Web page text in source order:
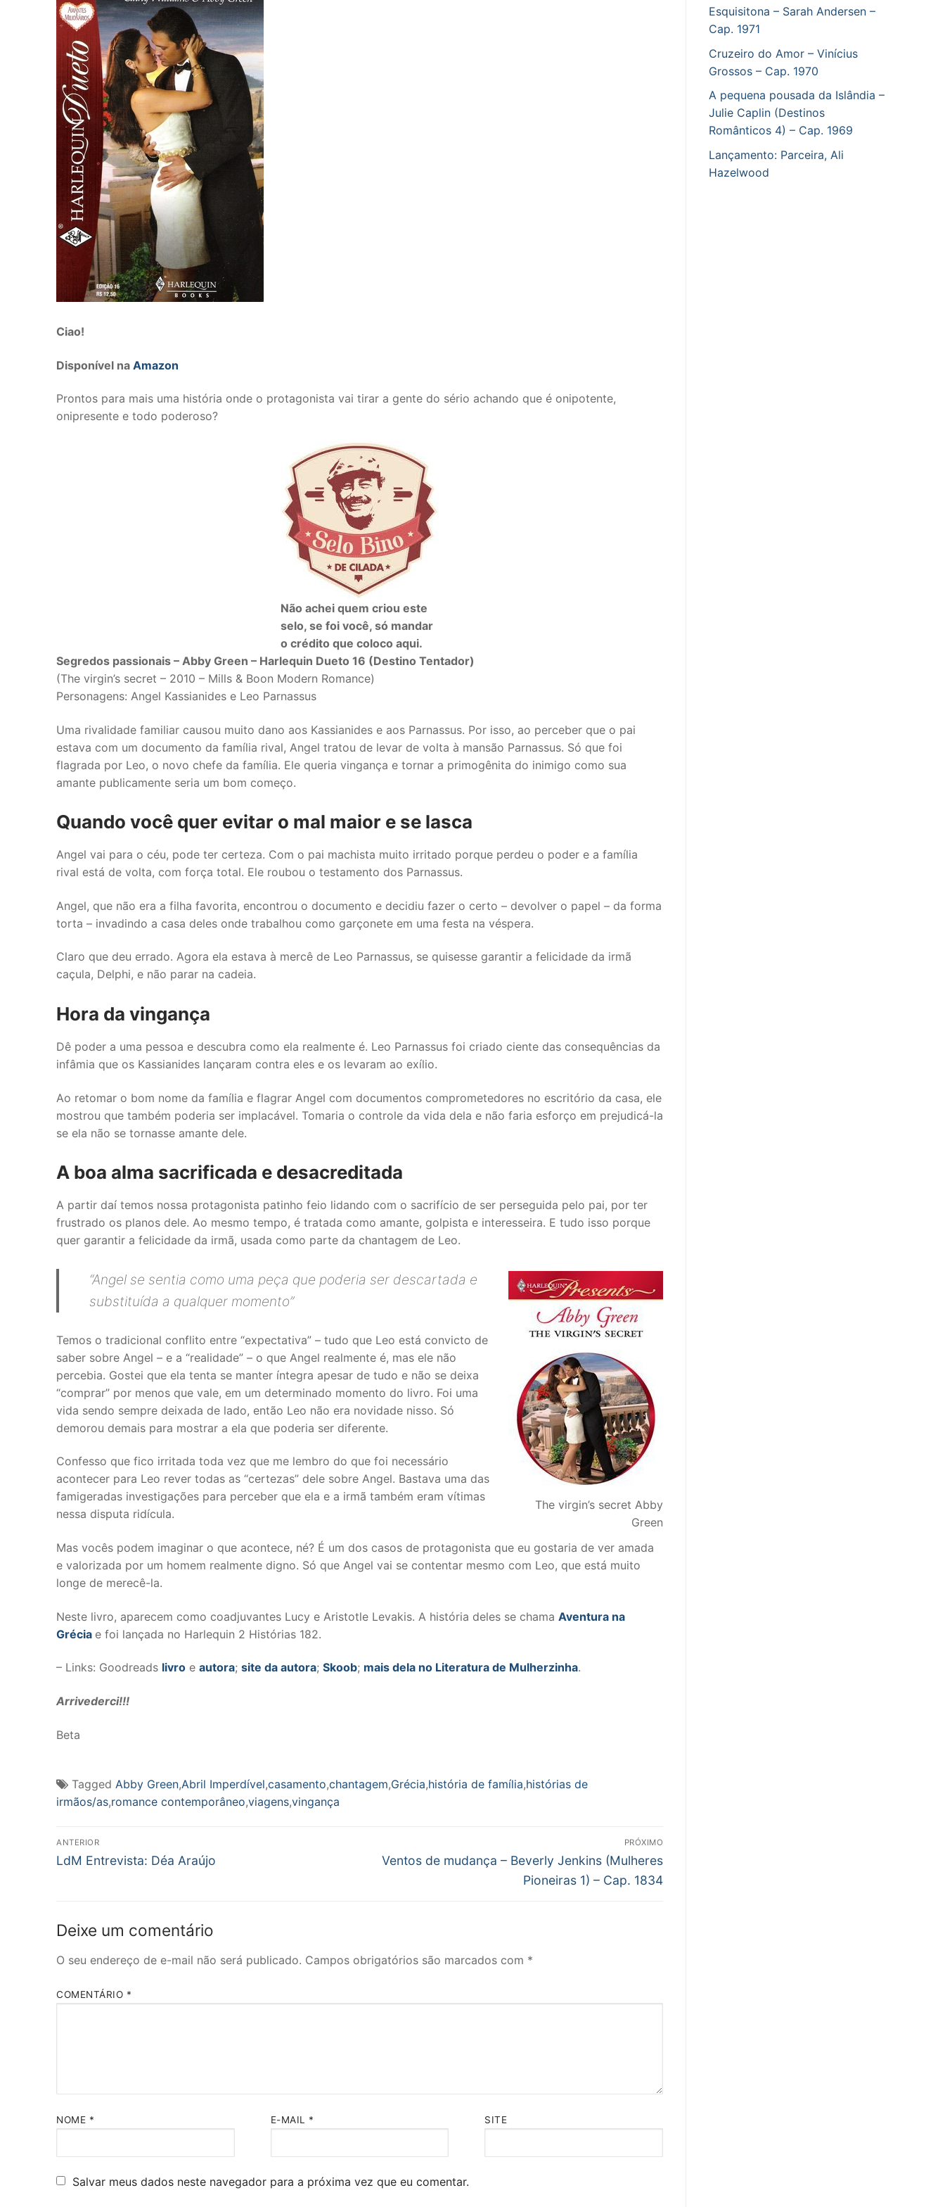
Ciao!
Disponível na Amazon
Prontos para mais uma história onde o protagonista vai tirar a gente do sério achando que é onipotente,
onipresente e todo poderoso?
Não achei quem criou este
selo, se foi você, só mandar
o crédito que coloco aqui.
Segredos passionais – Abby Green – Harlequin Dueto 16 (Destino Tentador)
(The virgin’s secret – 2010 – Mills & Boon Modern Romance)
Personagens: Angel Kassianides e Leo Parnassus
Uma rivalidade familiar causou muito dano aos Kassianides e aos Parnassus. Por isso, ao perceber que o pai
estava com um documento da família rival, Angel tratou de levar de volta à mansão Parnassus. Só que foi
flagrada por Leo, o novo chefe da família. Ele queria vingança e tornar a primogênita do inimigo como sua
amante publicamente seria um bom começo.
Quando você quer evitar o mal maior e se lasca
Angel vai para o céu, pode ter certeza. Com o pai machista muito irritado porque perdeu o poder e a família
rival está de volta, com força total. Ele roubou o testamento dos Parnassus.
Angel, que não era a filha favorita, encontrou o documento e decidiu fazer o certo – devolver o papel – da forma
torta – invadindo a casa deles onde trabalhou como garçonete em uma festa na véspera.
Claro que deu errado. Agora ela estava à mercê de Leo Parnassus, se quisesse garantir a felicidade da irmã
caçula, Delphi, e não parar na cadeia.
Hora da vingança
Dê poder a uma pessoa e descubra como ela realmente é. Leo Parnassus foi criado ciente das consequências da
infâmia que os Kassianides lançaram contra eles e os levaram ao exílio.
Ao retomar o bom nome da família e flagrar Angel com documentos comprometedores no escritório da casa, ele
mostrou que também poderia ser implacável. Tomaria o controle da vida dela e não faria esforço em prejudicá-la
se ela não se tornasse amante dele.
A boa alma sacrificada e desacreditada
A partir daí temos nossa protagonista patinho feio lidando com o sacrifício de ser perseguida pelo pai, por ter
frustrado os planos dele. Ao mesmo tempo, é tratada como amante, golpista e interesseira. E tudo isso porque
quer garantir a felicidade da irmã, usada como parte da chantagem de Leo.
The virgin’s secret Abby
Green
“Angel se sentia como uma peça que poderia ser descartada e
substituída a qualquer momento”
Temos o tradicional conflito entre “expectativa” – tudo que Leo está convicto de
saber sobre Angel – e a “realidade” – o que Angel realmente é, mas ele não
percebia. Gostei que ela tenta se manter íntegra apesar de tudo e não se deixa
“comprar” por menos que vale, em um determinado momento do livro. Foi uma
vida sendo sempre deixada de lado, então Leo não era novidade nisso. Só
demorou demais para mostrar a ela que poderia ser diferente.
Confesso que fico irritada toda vez que me lembro do que foi necessário
acontecer para Leo rever todas as “certezas” dele sobre Angel. Bastava uma das
famigeradas investigações para perceber que ela e a irmã também eram vítimas
nessa disputa ridícula.
Mas vocês podem imaginar o que acontece, né? É um dos casos de protagonista que eu gostaria de ver amada
e valorizada por um homem realmente digno. Só que Angel vai se contentar mesmo com Leo, que está muito
longe de merecê-la.
Neste livro, aparecem como coadjuvantes Lucy e Aristotle Levakis. A história deles se chama Aventura na
Grécia e foi lançada no Harlequin 2 Histórias 182.
– Links: Goodreads livro e autora; site da autora; Skoob; mais dela no Literatura de Mulherzinha.
Arrivederci!!!
Beta
Tagged Abby Green,Abril Imperdível,casamento,chantagem,Grécia,história de família,histórias de
irmãos/as,romance contemporâneo,viagens,vingança
Navegação
de
ANTERIOR
Post
LdM Entrevista: Déa Araújo
PRÓXIMO
Próximo
Ventos de mudança – Beverly Jenkins (Mulheres
Pioneiras 1) – Cap. 1834
Deixe um comentário
O seu endereço de e-mail não será publicado. Campos obrigatórios são marcados com *
COMENTÁRIO *
NOME * E-MAIL * SITE
Salvar meus dados neste navegador para a próxima vez que eu comentar.
Esquisitona – Sarah Andersen –
Cap. 1971
Cruzeiro do Amor – Vinícius
Grossos – Cap. 1970
A pequena pousada da Islândia –
Julie Caplin (Destinos
Românticos 4) – Cap. 1969
Lançamento: Parceira, Ali
Hazelwood